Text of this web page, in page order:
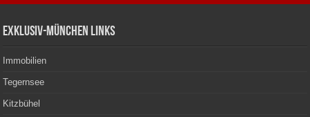
Exklusiv-München Links
Immobilien
Tegernsee
Kitzbühel